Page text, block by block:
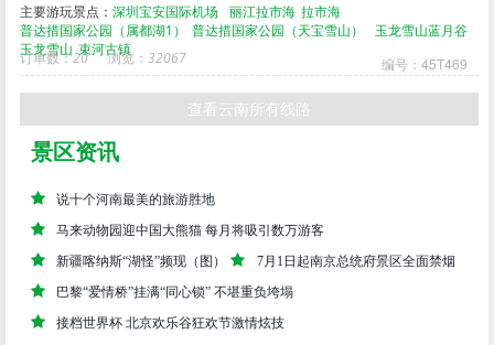
主要游玩景点：深圳宝安国际机场 丽江拉市海 拉市海
普达措国家公园（属都湖1）
普达措国家公园（天宝雪山）
玉龙雪山蓝月谷
玉龙雪山 束河古镇
订单数：20 浏览：32067 编号：45T469
查看云南所有线路
景区资讯
说十个河南最美的旅游胜地
马来动物园迎中国大熊猫 每月将吸引数万游客
新疆喀纳斯“湖怪”频现（图）
7月1日起南京总统府景区全面禁烟
巴黎“爱情桥”挂满“同心锁” 不堪重负垮塌
接档世界杯 北京欢乐谷狂欢节激情炫技